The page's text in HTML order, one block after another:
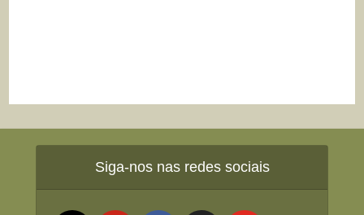
Siga-nos nas redes sociais